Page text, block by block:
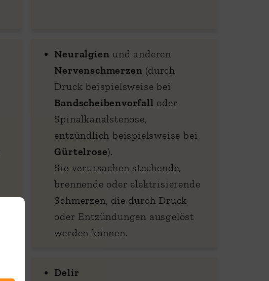
Neuralgien und anderen
Nervenschmerzen (durch
Druck beispielsweise bei
Bandscheibenvorfall oder
Spinalkanalstenose,
entzündlich beispielsweise bei
Gürtelrose).
Sie verursachen stechende,
brennende oder elektrisierende
Schmerzen, die durch Druck
oder Entzündungen ausgelöst
werden können.
Delir